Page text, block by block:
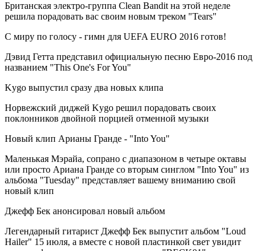
Британская электро-группа Clean Bandit на этой неделе
решила порадовать вас своим новым треком "Tears"
С миру по голосу - гимн для UEFA EURO 2016 готов!
Дэвид Гетта представил официальную песню Евро-2016 под
названием "This One's For You"
Kygo выпустил сразу два новых клипа
Норвежский диджей Kygo решил порадовать своих
поклонников двойной порцией отменной музыки
Новый клип Арианы Гранде - "Into You"
Маленькая Мэрайа, сопрано с диапазоном в четыре октавы
или просто Ариана Гранде со вторым синглом "Into You" из
альбома "Tuesday" представляет вашему вниманию свой
новый клип
Джефф Бек анонсировал новый альбом
Легендарный гитарист Джефф Бек выпустит альбом "Loud
Hailer" 15 июля, а вместе с новой пластинкой свет увидит